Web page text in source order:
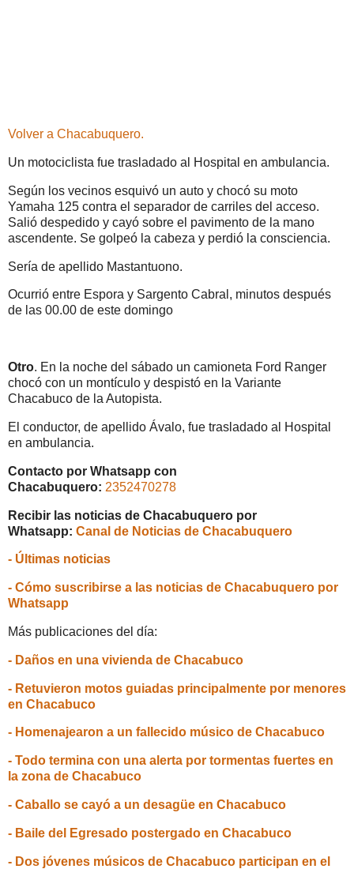
Volver a Chacabuquero.
Un motociclista fue trasladado al Hospital en ambulancia.
Según los vecinos esquivó un auto y chocó su moto
Yamaha 125 contra el separador de carriles del acceso.
Salió despedido y cayó sobre el pavimento de la mano
ascendente. Se golpeó la cabeza y perdió la consciencia.
Sería de apellido Mastantuono.
Ocurrió entre Espora y Sargento Cabral, minutos después
de las 00.00 de este domingo
Otro. En la noche del sábado un camioneta Ford Ranger
chocó con un montículo y despistó en la Variante
Chacabuco de la Autopista.
El conductor, de apellido Ávalo, fue trasladado al Hospital
en ambulancia.
Contacto por Whatsapp con
Chacabuquero: 2352470278
Recibir las noticias de Chacabuquero por
Whatsapp: Canal de Noticias de Chacabuquero
- Últimas noticias
- Cómo suscribirse a las noticias de Chacabuquero por
Whatsapp
Más publicaciones del día:
- Daños en una vivienda de Chacabuco
- Retuvieron motos guiadas principalmente por menores
en Chacabuco
- Homenajearon a un fallecido músico de Chacabuco
- Todo termina con una alerta por tormentas fuertes en
la zona de Chacabuco
- Caballo se cayó a un desagüe en Chacabuco
- Baile del Egresado postergado en Chacabuco
- Dos jóvenes músicos de Chacabuco participan en el